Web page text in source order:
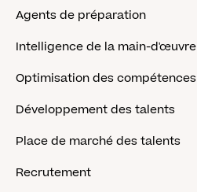
Agents de préparation
Intelligence de la main-d'œuvre
Optimisation des compétences
Développement des talents
Place de marché des talents
Recrutement